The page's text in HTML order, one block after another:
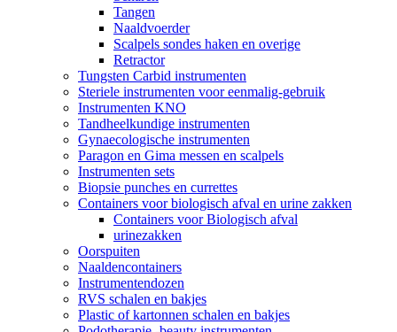
Tangen
Naaldvoerder
Scalpels sondes haken en overige
Retractor
Tungsten Carbid instrumenten
Steriele instrumenten voor eenmalig-gebruik
Instrumenten KNO
Tandheelkundige instrumenten
Gynaecologische instrumenten
Paragon en Gima messen en scalpels
Instrumenten sets
Biopsie punches en currettes
Containers voor biologisch afval en urine zakken
Containers voor Biologisch afval
urinezakken
Oorspuiten
Naaldencontainers
Instrumentendozen
RVS schalen en bakjes
Plastic of kartonnen schalen en bakjes